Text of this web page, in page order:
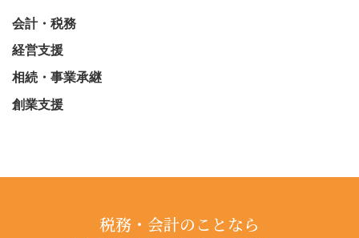
会計・税務
経営支援
相続・事業承継
創業支援
税務・会計のことなら